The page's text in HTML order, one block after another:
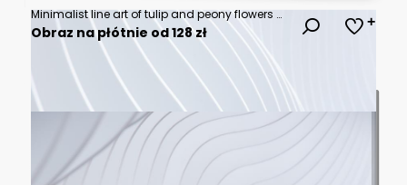
Minimalist line art of tulip and peony flowers with abstract pastel color blobs background
Obraz na płótnie od 128 zł